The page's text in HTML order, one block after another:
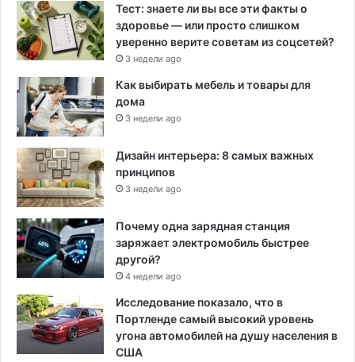
Тест: знаете ли вы все эти факты о
здоровье — или просто слишком
уверенно верите советам из соцсетей?
3 недели ago
Как выбирать мебель и товары для
дома
3 недели ago
Дизайн интерьера: 8 самых важных
принципов
3 недели ago
Почему одна зарядная станция
заряжает электромобиль быстрее
другой?
4 недели ago
Исследование показало, что в
Портленде самый высокий уровень
угона автомобилей на душу населения в
США